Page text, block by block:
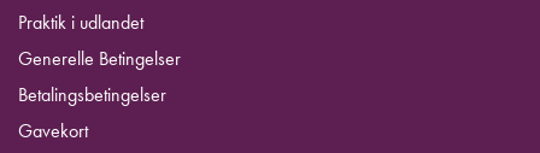
Praktik i udlandet
Generelle Betingelser
Betalingsbetingelser
Gavekort